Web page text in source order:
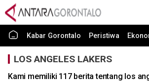
Kabar Gorontalo Peristiwa
LOS ANGELES LAKERS
Kami memiliki 117 berita tentang los